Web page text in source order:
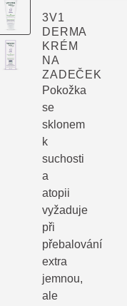
3V1
DERMA
KRÉM
NA
ZADEČEK
Pokožka
se
sklonem
k
suchosti
a
atopii
vyžaduje
při
přebalování
extra
jemnou,
ale